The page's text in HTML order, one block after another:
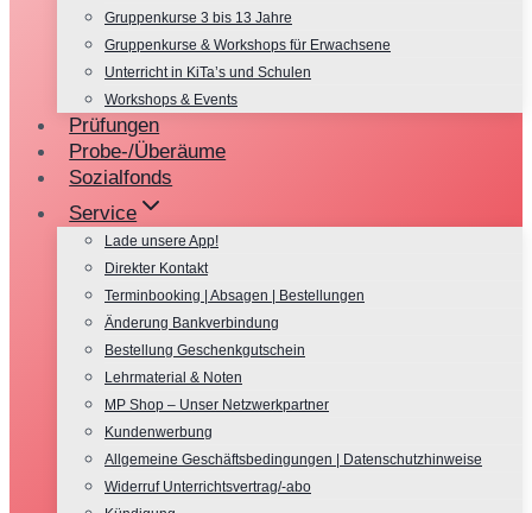
Gruppenkurse 3 bis 13 Jahre
Gruppenkurse & Workshops für Erwachsene
Unterricht in KiTa’s und Schulen
Workshops & Events
Prüfungen
Probe-/Überäume
Sozialfonds
Service
Lade unsere App!
Direkter Kontakt
Terminbooking | Absagen | Bestellungen
Änderung Bankverbindung
Bestellung Geschenkgutschein
Lehrmaterial & Noten
MP Shop – Unser Netzwerkpartner
Kundenwerbung
Allgemeine Geschäftsbedingungen | Datenschutzhinweise
Widerruf Unterrichtsvertrag/-abo